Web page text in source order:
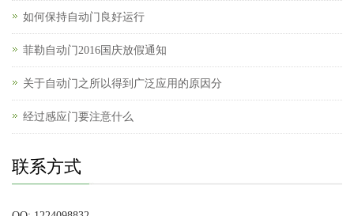
如何保持自动门良好运行
菲勒自动门2016国庆放假通知
关于自动门之所以得到广泛应用的原因分
经过感应门要注意什么
联系方式